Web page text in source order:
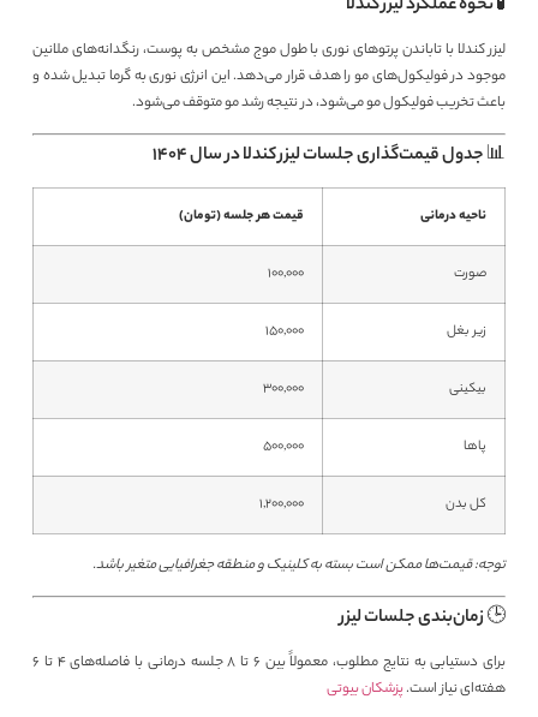
لیزر کندلا با تاباندن پرتوهای نوری با طول موج مشخص به پوست، رنگدانه‌های ملانین
موجود در فولیکول‌های مو را هدف قرار می‌دهد. این انرژی نوری به گرما تبدیل شده و
باعث تخریب فولیکول مو می‌شود، در نتیجه رشد مو متوقف می‌شود.
📊 جدول قیمت‌گذاری جلسات لیزر کندلا در سال ۱۴۰۴
ناحیه درمانی قیمت هر جلسه (تومان)
صورت ۱۰۰,۰۰۰
زیر بغل ۱۵۰,۰۰۰
بیکینی ۳۰۰,۰۰۰
پاها ۵۰۰,۰۰۰
کل بدن ۱,۲۰۰,۰۰۰
توجه: قیمت‌ها ممکن است بسته به کلینیک و منطقه جغرافیایی متغیر باشد.
🕒 زمان‌بندی جلسات لیزر
برای دستیابی به نتایج مطلوب، معمولاً بین ۶ تا ۸ جلسه درمانی با فاصله‌های ۴ تا ۶
هفته‌ای نیاز است.پزشکان بیوتی